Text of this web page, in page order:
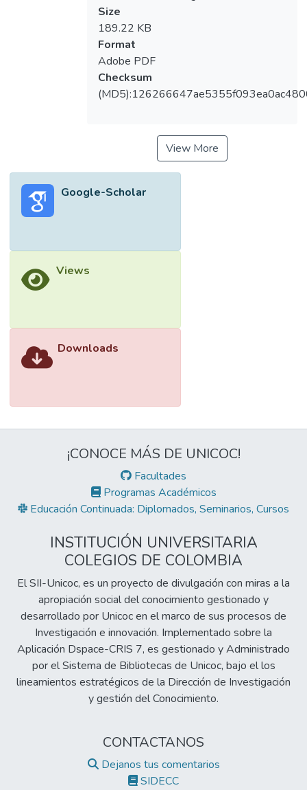
Size
189.22 KB
Format
Adobe PDF
Checksum
View More
Google-Scholar
Views
Downloads
¡CONOCE MÁS DE UNICOC!
Facultades
Programas Académicos
Educación Continuada: Diplomados, Seminarios, Cursos
INSTITUCIÓN UNIVERSITARIA
COLEGIOS DE COLOMBIA
El SII-Unicoc, es un proyecto de divulgación con miras a la
apropiación social del conocimiento gestionado y
desarrollado por Unicoc en el marco de sus procesos de
Investigación e innovación. Implementado sobre la
Aplicación Dspace-CRIS 7, es gestionado y Administrado
por el Sistema de Bibliotecas de Unicoc, bajo el los
lineamientos estratégicos de la Dirección de Investigación
y gestión del Conocimiento.
CONTACTANOS
Dejanos tus comentarios
SIDECC